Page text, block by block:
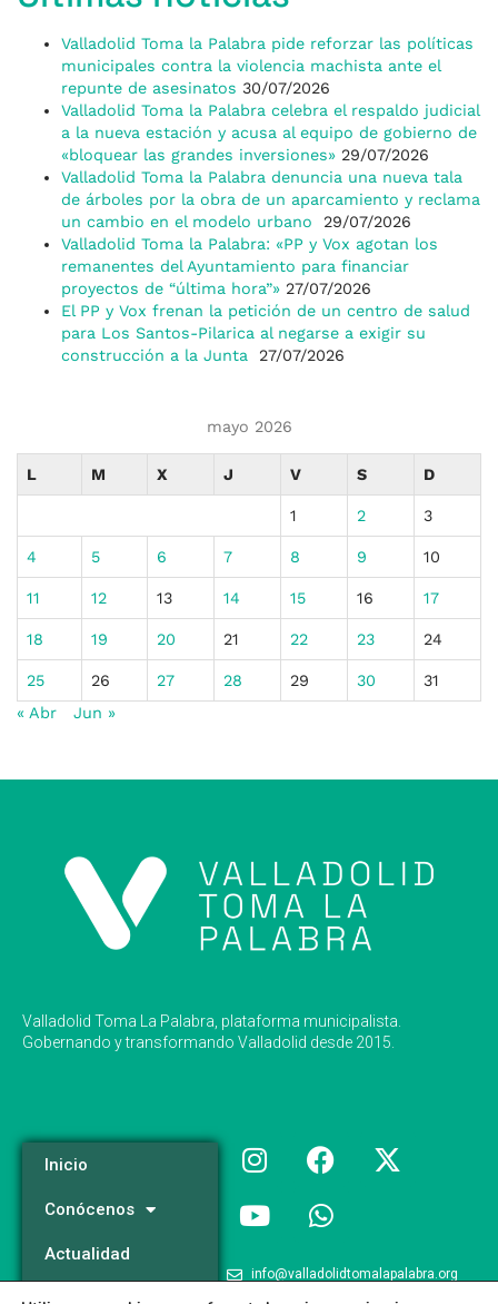
Valladolid Toma la Palabra pide reforzar las políticas
municipales contra la violencia machista ante el
repunte de asesinatos 30/07/2026
Valladolid Toma la Palabra celebra el respaldo judicial
a la nueva estación y acusa al equipo de gobierno de
«bloquear las grandes inversiones» 29/07/2026
Valladolid Toma la Palabra denuncia una nueva tala
de árboles por la obra de un aparcamiento y reclama
un cambio en el modelo urbano
29/07/2026
Valladolid Toma la Palabra: «PP y Vox agotan los
remanentes del Ayuntamiento para financiar
proyectos de “última hora”» 27/07/2026
El PP y Vox frenan la petición de un centro de salud
para Los Santos-Pilarica al negarse a exigir su
construcción a la Junta
27/07/2026
mayo 2026
L M X J V S D
1 2 3
4 5 6 7 8 9 10
11 12 13 14 15 16 17
18 19 20 21 22 23 24
25 26 27 28 29 30
31
« Abr
Jun »
Valladolid Toma La Palabra, plataforma municipalista.
Gobernando y transformando Valladolid desde 2015.
Inicio
Conócenos
Actualidad
Programa
info@valladolidtomalapalabra.org